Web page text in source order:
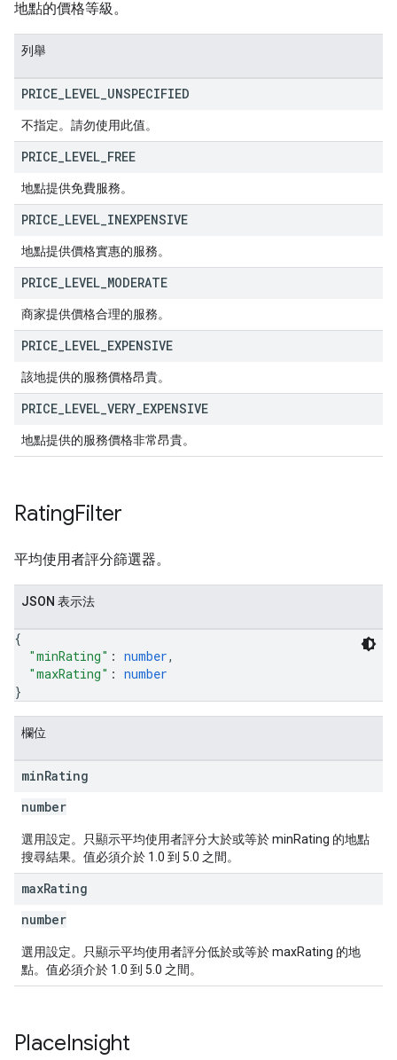
地點的價格等級。
列舉
PRICE LEVEL UNSPECIFIED
不指定。請勿使用此值。
PRICE LEVEL FREE
地點提供免費服務。
PRICE LEVEL INEXPENSIVE
地點提供價格實惠的服務。
PRICE LEVEL MODERATE
商家提供價格合理的服務。
PRICE LEVEL EXPENSIVE
該地提供的服務價格昂貴。
PRICE LEVEL VERY EXPENSIVE
地點提供的服務價格非常昂貴。
RatingFilter
平均使用者評分篩選器。
JSON 表示法
{
"minRating" : number,
"maxRating" : number
}
欄位
minRating
number
選用設定。只顯示平均使用者評分大於或等於 minRating 的地點
搜尋結果。值必須介於 1.0 到 5.0 之間。
maxRating
number
選用設定。只顯示平均使用者評分低於或等於 maxRating 的地
點。值必須介於 1.0 到 5.0 之間。
PlaceInsight